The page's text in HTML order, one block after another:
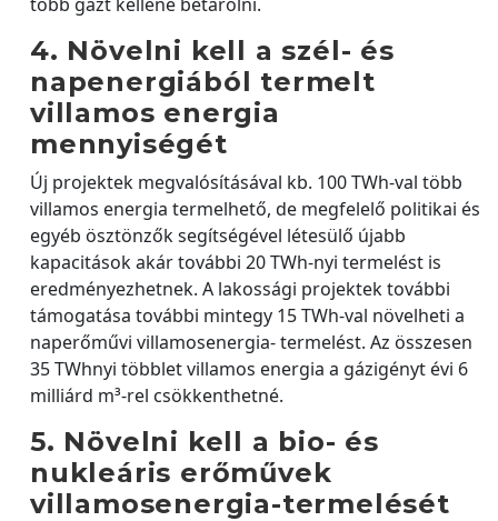
4. Növelni kell a szél- és
napenergiából termelt
villamos energia
mennyiségét
Új projektek megvalósításával kb. 100 TWh-val több
villamos energia termelhető, de megfelelő politikai és
egyéb ösztönzők segítségével létesülő újabb
kapacitások akár további 20 TWh-nyi termelést is
eredményezhetnek. A lakossági projektek további
támogatása további mintegy 15 TWh-val növelheti a
naperőművi villamosenergia- termelést. Az összesen
35 TWhnyi többlet villamos energia a gázigényt évi 6
milliárd m³-rel csökkenthetné.
5. Növelni kell a bio- és
nukleáris erőművek
villamosenergia-termelését